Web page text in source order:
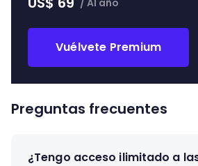
/ Al año
Vuélvete Premium
Preguntas frecuentes
¿Tengo acceso ilimitado a